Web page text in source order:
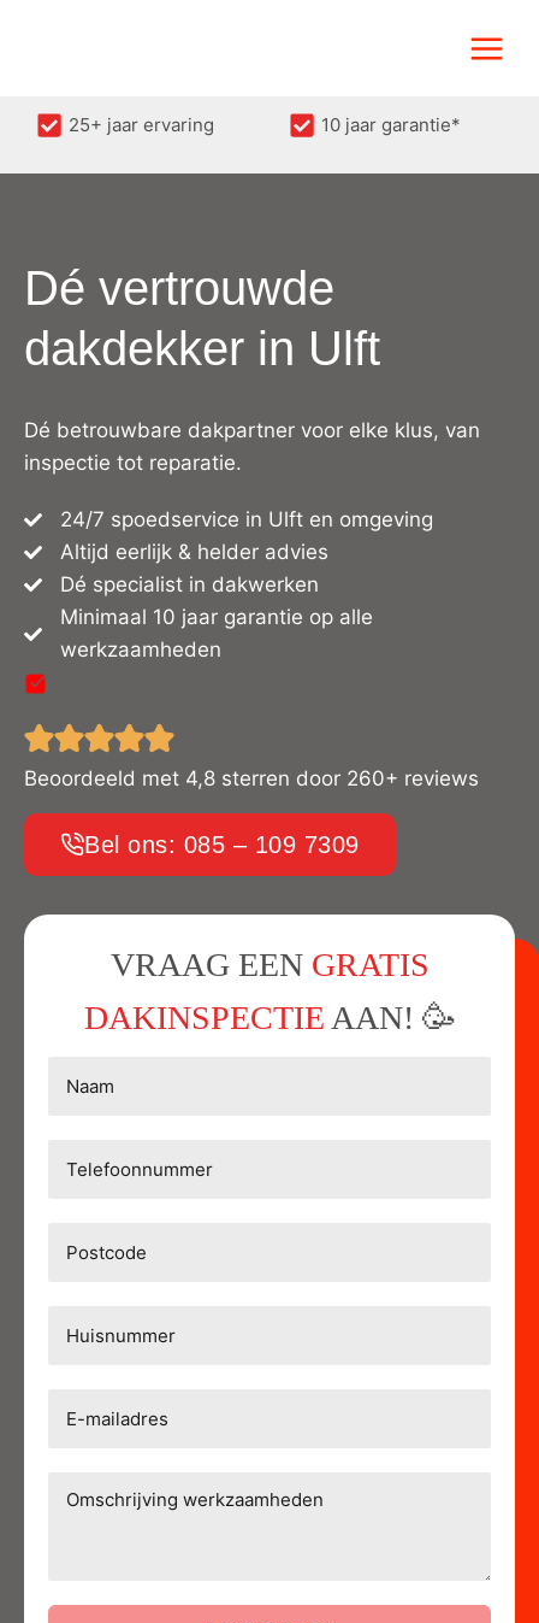
25+ jaar ervaring 10 jaar garantie*
Dé vertrouwde
dakdekker in Ulft
Dé betrouwbare dakpartner voor elke klus, van
inspectie tot reparatie.
24/7 spoedservice in Ulft en omgeving
Altijd eerlijk & helder advies
Dé specialist in dakwerken
Minimaal 10 jaar garantie op alle
werkzaamheden
Beoordeeld met 4,8 sterren door 260+ reviews
Bel ons: 085 – 109 7309
VRAAG EEN GRATIS
DAKINSPECTIE AAN! 🥳